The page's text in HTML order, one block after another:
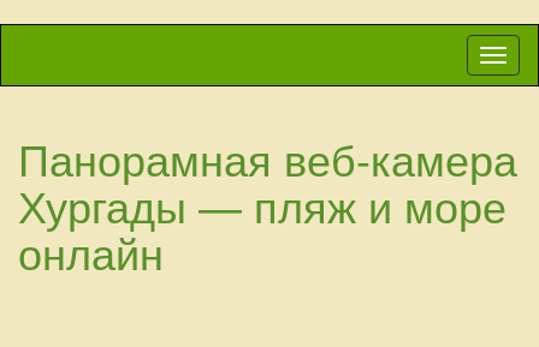
Вкл/
выкл
Панорамная веб-камера
Хургады — пляж и море
онлайн